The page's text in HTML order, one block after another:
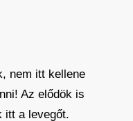
nem itt kellene
Az elődök is
itt a levegőt.